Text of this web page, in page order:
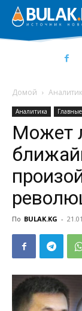
Домой
Аналитика
Может
По BULAK.KG -